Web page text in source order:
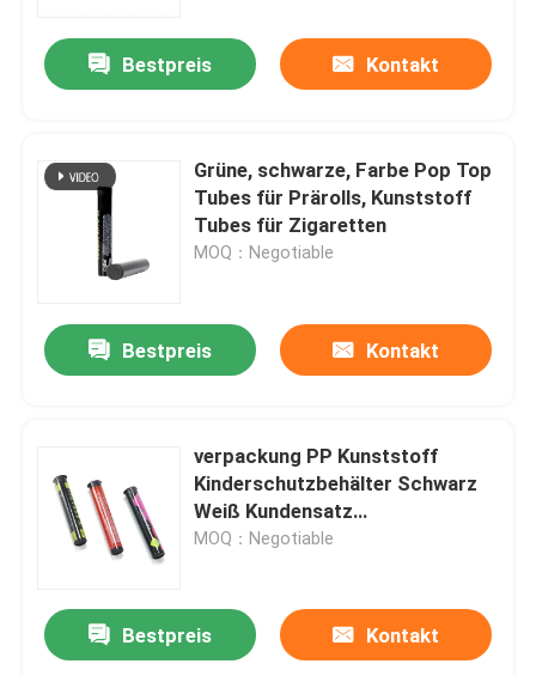
Bestpreis Kontakt
Grüne, schwarze, Farbe Pop Top
Tubes für Prärolls, Kunststoff
Tubes für Zigaretten
MOQ：Negotiable
Bestpreis Kontakt
verpackung PP Kunststoff
Kinderschutzbehälter Schwarz
Weiß Kundensatz
Wiederverwendbares Preroll Pop
MOQ：Negotiable
Bestpreis Kontakt